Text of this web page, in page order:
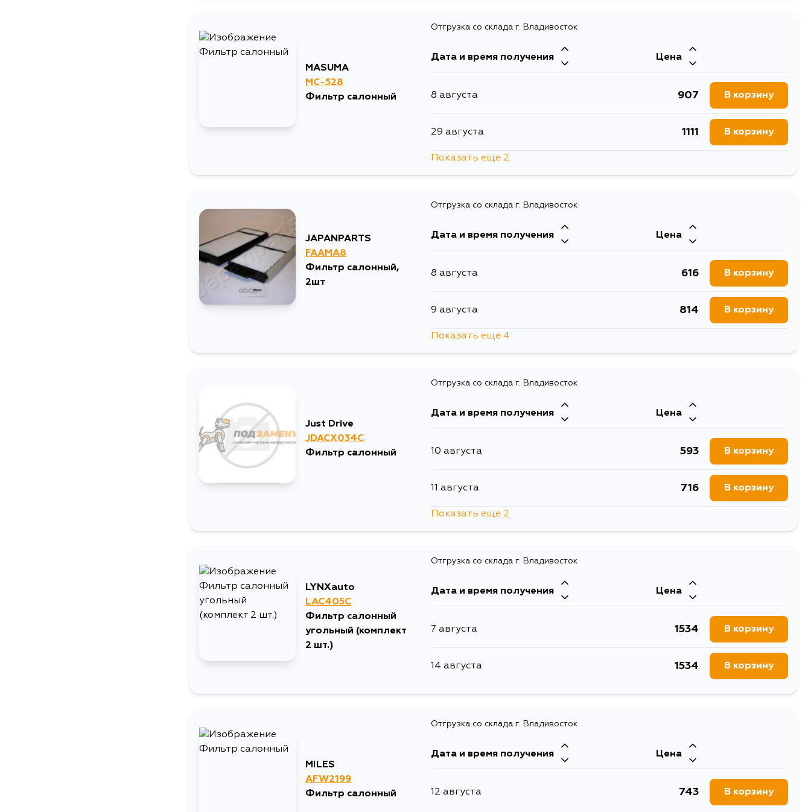
MASUMA
MC-528
Фильтр салонный
Отгрузка со склада г. Владивосток
Дата и время получения Цена
8 августа 907 В корзину
29 августа 1111 В корзину
5 сентября
Показать еще 2
JAPANPARTS
FAAMA8
Фильтр салонный,
2шт
Отгрузка со склада г. Владивосток
Дата и время получения Цена
8 августа 616 В корзину
9 августа 814 В корзину
29 августа
2 сентября 734
4 сентября 655 В корзину
Показать еще 4
Just Drive
JDACX034C
Фильтр салонный
Отгрузка со склада г. Владивосток
Дата и время получения Цена
10 августа 593 В корзину
11 августа 716 В корзину
5 сентября
Показать еще 2
LYNXauto
LAC405C
Фильтр салонный
угольный (комплект
2 шт.)
Отгрузка со склада г. Владивосток
Дата и время получения Цена
7 августа 1534 В корзину
14 августа 1534 В корзину
MILES
AFW2199
Фильтр салонный
Отгрузка со склада г. Владивосток
Дата и время получения Цена
12 августа 743 В корзину